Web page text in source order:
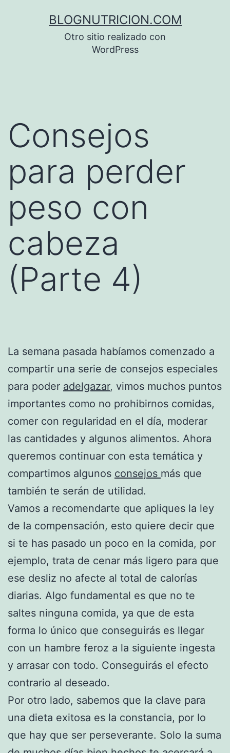
BLOGNUTRICION.COM
Otro sitio realizado con
WordPress
Consejos
para perder
peso con
cabeza
(Parte 4)
La semana pasada habíamos comenzado a
compartir una serie de consejos especiales
para poder adelgazar, vimos muchos puntos
importantes como no prohibirnos comidas,
comer con regularidad en el día, moderar
las cantidades y algunos alimentos. Ahora
queremos continuar con esta temática y
compartimos algunos consejos más que
también te serán de utilidad.
Vamos a recomendarte que apliques la ley
de la compensación, esto quiere decir que
si te has pasado un poco en la comida, por
ejemplo, trata de cenar más ligero para que
ese desliz no afecte al total de calorías
diarias. Algo fundamental es que no te
saltes ninguna comida, ya que de esta
forma lo único que conseguirás es llegar
con un hambre feroz a la siguiente ingesta
y arrasar con todo. Conseguirás el efecto
contrario al deseado.
Por otro lado, sabemos que la clave para
una dieta exitosa es la constancia, por lo
que hay que ser perseverante. Solo la suma